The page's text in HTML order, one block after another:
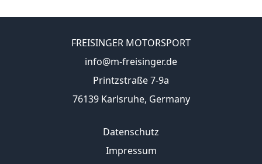
FREISINGER MOTORSPORT
info@m-freisinger.de
Printzstraße 7-9a
76139 Karlsruhe, Germany
Datenschutz
Impressum